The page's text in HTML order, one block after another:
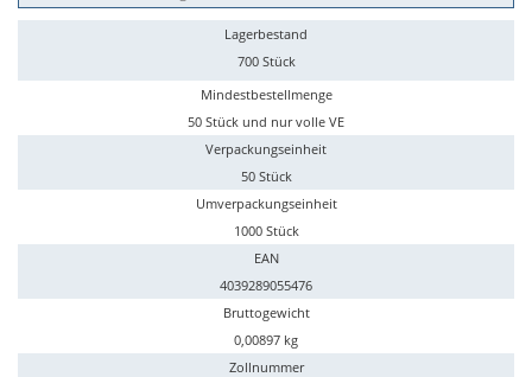
Lagerbestand
700 Stück
Mindestbestellmenge
50 Stück und nur volle VE
Verpackungseinheit
50 Stück
Umverpackungseinheit
1000 Stück
EAN
4039289055476
Bruttogewicht
0,00897 kg
Zollnummer